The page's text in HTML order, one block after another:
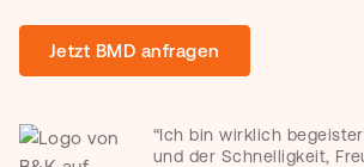
Jetzt BMD anfragen
“Ich bin wirklich
und der Schnelligkeit,